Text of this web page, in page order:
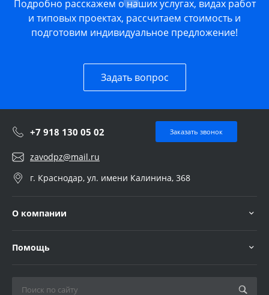
Подробно расскажем о наших услугах, видах работ
и типовых проектах, рассчитаем стоимость и
подготовим индивидуальное предложение!
Задать вопрос
+7 918 130 05 02 Заказать звонок
zavodpz@mail.ru
г. Краснодар, ул. имени Калинина, 368
О компании
Помощь